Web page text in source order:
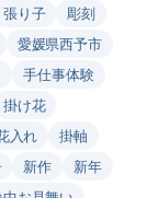
張り子
彫刻
愛媛県西予市
手仕事体験
掛け花
入れ
掛軸
新作
新年